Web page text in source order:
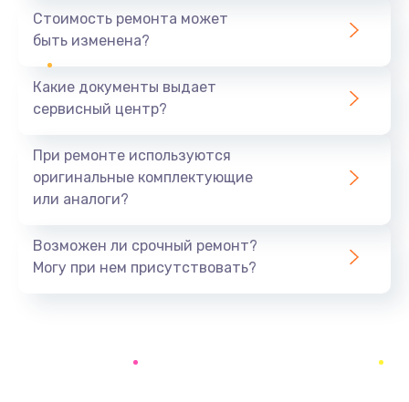
1060 руб.
Замена системы охлаждения
Замена процессора
Заказать
Стоимость ремонта может
быть изменена?
Какие документы выдает
сервисный центр?
При ремонте используются
оригинальные комплектующие
или аналоги?
Возможен ли срочный ремонт?
Могу при нем присутствовать?